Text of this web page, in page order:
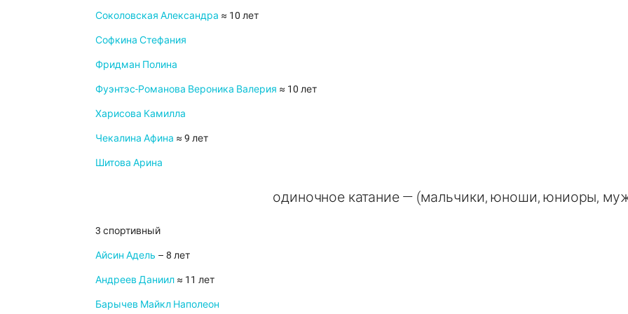
Соколовская Александра ≈ 10 лет
Софкина Стефания
Фридман Полина
Фуэнтэс-Романова Вероника Валерия ≈ 10 лет
Харисова Камилла
Чекалина Афина ≈ 9 лет
Шитова Арина
одиночное катание — (мальчики, юноши, юниоры,
3 спортивный
Айсин Адель – 8 лет
Андреев Даниил ≈ 11 лет
Барычев Майкл Наполеон